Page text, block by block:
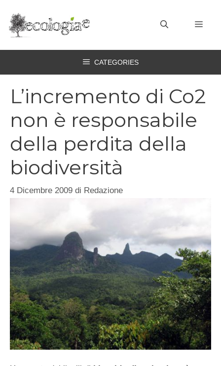
contenuto
CATEGORIES
L’incremento di Co2
non è responsabile
della perdita della
biodiversità
4 Dicembre 2009 di Redazione